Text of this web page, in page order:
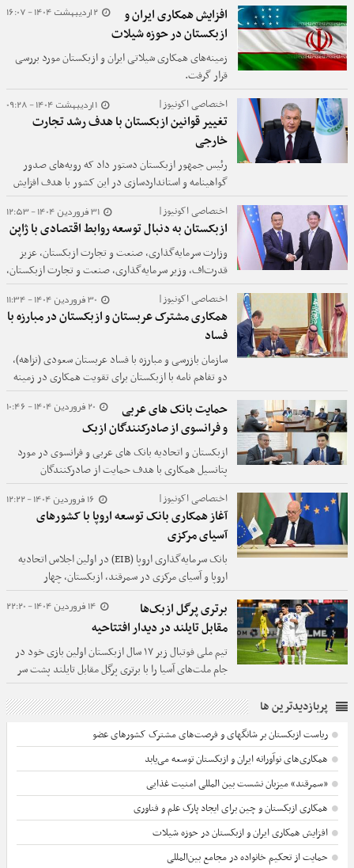
2 اردیبهشت 1404 - 16:07
افزایش همکاری ایران و
ازبکستان در حوزه شیلات
زمینه‌های همکاری شیلاتی ایران و ازبکستان مورد بررسی
قرار گرفت.
1 اردیبهشت 1404 - 09:28 اختصاصی اکونیوز|
تغییر قوانین ازبکستان با هدف رشد تجارت
خارجی
رئیس جمهور ازبکستان دستور داد که رویه‌های صدور
گواهینامه و استانداردسازی در این کشور با هدف افزایش
صادرات ساده سازی شوند.
31 فروردین 1404 - 12:53 اختصاصی اکونیوز|
ازبکستان به دنبال توسعه روابط اقتصادی با ژاپن
وزارت سرمایه‌گذاری، صنعت و تجارت ازبکستان، عزیز
قدرت‌اف، وزیر سرمایه‌گذاری، صنعت و تجارت ازبکستان،
با هیئت ژاپنی به ریاست گن ناکاگاوا، شهردار نارا، دیدار و
درباره گسترش همکاری‌های دوجانبه در چندین بخش
کلیدی گفتگو کرد.
30 فروردین 1404 - 11:34 اختصاصی اکونیوز|
همکاری مشترک عربستان و ازبکستان در مبارزه با
فساد
سازمان بازرسی و مبارزه با فساد عربستان سعودی (نزاهه)،
دو تفاهم نامه با ازبکستان برای تقویت همکاری در زمینه
پیشگیری و مبارزه با فساد امضا کرد.
20 فروردین 1404 - 10:46
حمایت بانک های عربی
و فرانسوی از صادرکنندگان ازبک
ازبکستان و اتحادیه بانک های عربی و فرانسوی در مورد
پتانسیل همکاری با هدف حمایت از صادرکنندگان
ازبکستان گفتگو کردند.
16 فروردین 1404 - 12:22 اختصاصی اکونیوز|
آغاز همکاری بانک توسعه اروپا با کشورهای
آسیای مرکزی
بانک سرمایه‌گذاری اروپا (EIB) در اولین اجلاس اتحادیه
اروپا و آسیای مرکزی در سمرقند، ازبکستان، چهار
یادداشت تفاهم با کشورهای این منطقه امضا کرد.
14 فروردین 1404 - 22:20
برتری پرگل‌ ازبک‌ها
مقابل تایلند در دیدار افتتاحیه
تیم ملی فوتبال زیر ۱۷ سال ازبکستان اولین بازی خود در
جام ملت‌های آسیا را با برتری پرگل مقابل تایلند پشت سر
گذاشت.
پربازدیدترین ها
ریاست ازبکستان بر شانگهای و فرصت‌های مشترک کشورهای عضو
همکاری‌های نوآورانه ایران و ازبکستان توسعه می‌یابد
«سمرقند» میزبان نشست بین المللی امنیت غذایی
همکاری ازبکستان و چین برای ایجاد پارک علم و فناوری
افزایش همکاری ایران و ازبکستان در حوزه شیلات
حمایت از تحکیم خانواده در مجامع بین‌المللی